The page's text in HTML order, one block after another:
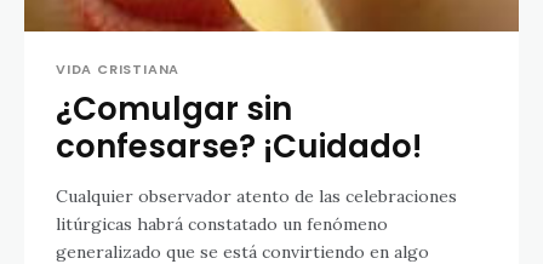
VIDA CRISTIANA
¿Comulgar sin
confesarse? ¡Cuidado!
Cualquier observador atento de las celebraciones
litúrgicas habrá constatado un fenómeno
generalizado que se está convirtiendo en algo